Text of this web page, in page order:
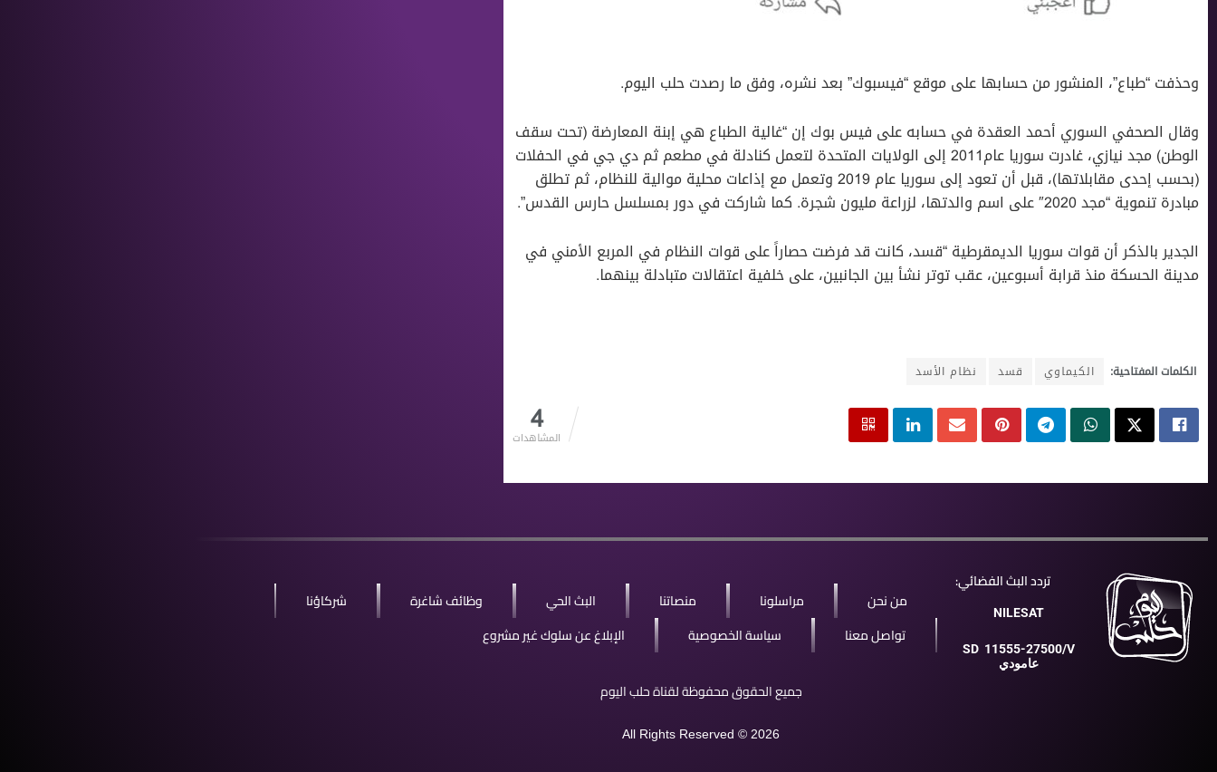
وحذفت “طباع”، المنشور من حسابها على موقع “فيسبوك” بعد نشره، وفق ما رصدت حلب اليوم.
وقال الصحفي السوري أحمد العقدة في حسابه على فيس بوك إن “غالية الطباع هي إبنة المعارضة (تحت سقف
الوطن) مجد نيازي، غادرت سوريا عام2011 إلى الولايات المتحدة لتعمل كنادلة في مطعم ثم دي جي في الحفلات
(بحسب إحدى مقابلاتها)، قبل أن تعود إلى سوريا عام 2019 وتعمل مع إذاعات محلية موالية للنظام، ثم تطلق
مبادرة تنموية “مجد 2020″ على اسم والدتها، لزراعة مليون شجرة. كما شاركت في دور بمسلسل حارس القدس”.
الجدير بالذكر أن قوات سوريا الديمقرطية “قسد، كانت قد فرضت حصاراً على قوات النظام في المربع الأمني في
مدينة الحسكة منذ قرابة أسبوعين، عقب توتر نشأ بين الجانبين، على خلفية اعتقالات متبادلة بينهما.
الكلمات المفتاحية: الكيماوي قسد نظام الأسد
4
المشاهدات
تردد البث الفضائي:
NILESAT
SD 11555-27500/V
عامودي
من نحن مراسلونا منصاتنا البث الحي وظائف شاغرة
شركاؤنا
تواصل معنا
سياسة الخصوصية الإبلاغ عن سلوك غير مشروع
جميع الحقوق محفوظة لقناة حلب اليوم
All Rights Reserved © 2026